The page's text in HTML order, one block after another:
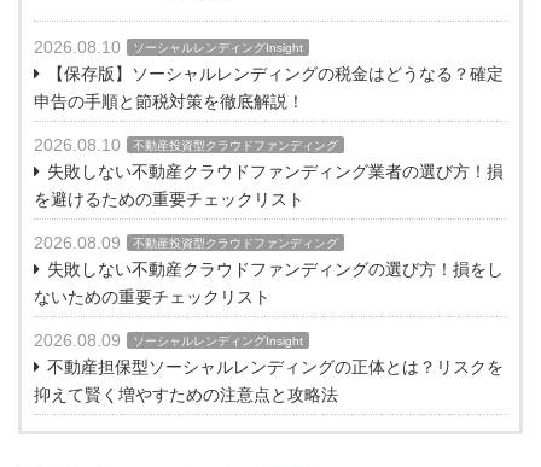
2026.08.10 ソーシャルレンディングInsight
【保存版】ソーシャルレンディングの税金はどうなる？確定
申告の手順と節税対策を徹底解説！
2026.08.10 不動産投資型クラウドファンディング
失敗しない不動産クラウドファンディング業者の選び方！損
を避けるための重要チェックリスト
2026.08.09 不動産投資型クラウドファンディング
失敗しない不動産クラウドファンディングの選び方！損をし
ないための重要チェックリスト
2026.08.09 ソーシャルレンディングInsight
不動産担保型ソーシャルレンディングの正体とは？リスクを
抑えて賢く増やすための注意点と攻略法